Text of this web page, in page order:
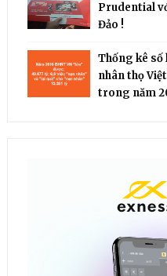
Prudential
Đảo !
Thống kê số
nhân thọ
trong năm